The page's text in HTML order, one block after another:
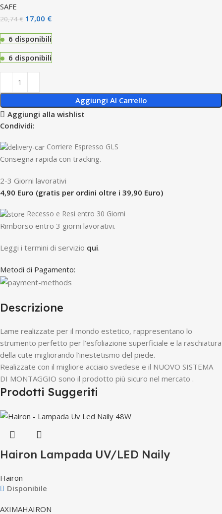
SAFE
20,74€ 17,00 €
6 disponibili
6 disponibili
Aggiungi Al Carrello
Aggiungi alla wishlist
Condividi:
Corriere Espresso GLS
Consegna rapida con tracking.
2-3 Giorni lavorativi
4,90 Euro (gratis per ordini oltre i 39,90 Euro)
Recesso e Resi entro 30 Giorni
Rimborso entro 3 giorni lavorativi.
Leggi i termini di servizio qui.
Metodi di Pagamento:
Descrizione
Lame realizzate per il mondo estetico, rappresentano lo
strumento perfetto per l’esfoliazione superficiale e la raschiatura
della cute migliorando l’inestetismo del piede.
Realizzate con il migliore acciaio svedese e il NUOVO SISTEMA
DI MONTAGGIO sono il prodotto più sicuro nel mercato .
Prodotti Suggeriti
Hairon Lampada UV/LED Naily
Hairon
Disponibile
AXIMAHAIRON